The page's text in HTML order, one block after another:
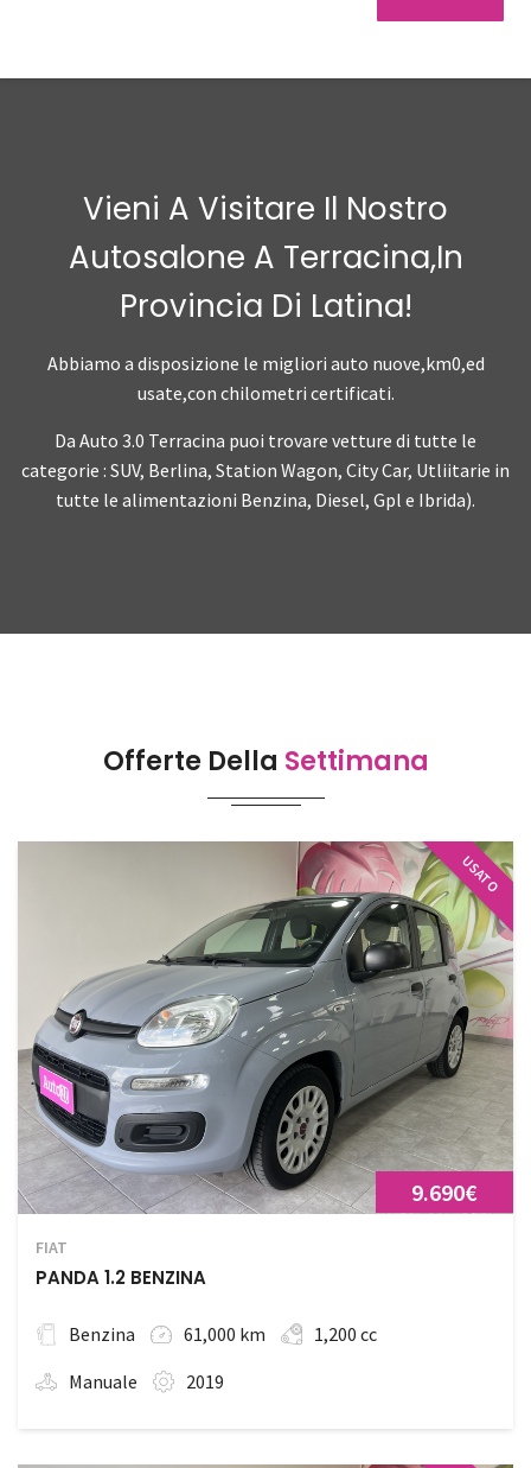
Vieni A Visitare Il Nostro
Autosalone A Terracina,in
Provincia Di Latina!
Abbiamo a disposizione le migliori auto nuove,km0,ed
usate,con chilometri certificati.
Da Auto 3.0 Terracina puoi trovare vetture di tutte le
categorie : SUV, Berlina, Station Wagon, City Car, Utliitarie in
tutte le alimentazioni Benzina, Diesel, Gpl e Ibrida).
Offerte Della Settimana
USATO
9.690€
FIAT
PANDA 1.2 BENZINA
Benzina 61,000 km
1,200 cc
Manuale
2019